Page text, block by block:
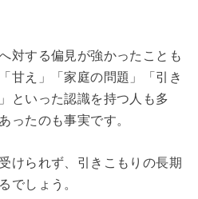
対する偏見が強かったことも
甘え」「家庭の問題」「引き
といった認識を持つ人も多
ったのも事実です。
けられず、引きこもりの長期
でしょう。